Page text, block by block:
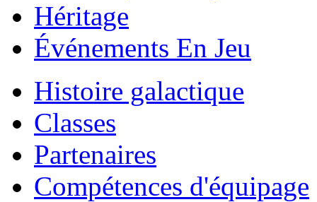
Héritage
Événements En Jeu
Histoire galactique
Classes
Partenaires
Compétences d'équipage